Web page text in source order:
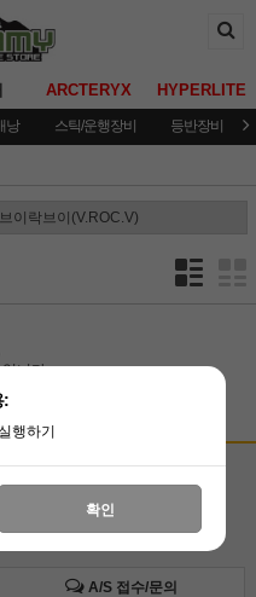
ARCTERYX HYPERLITE
낭 스틱/운행장비 등반장비
니다.
입금계좌안내
국민은행 051001-04-100255
A/S 접수/문의
:
행하기
확인